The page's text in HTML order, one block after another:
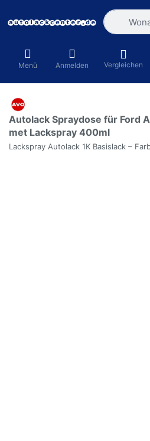
Geben
Menü Anmelden Vergleichen
Autolack Spraydose für Ford
met Lackspray 400ml
Lackspray Autolack 1K Basislack –